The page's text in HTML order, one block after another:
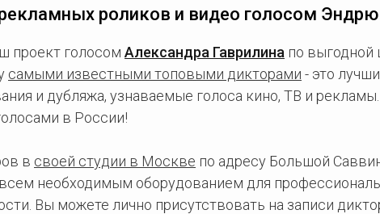
роликов и видео голосом
проект голосом Александра Гаврилина по выгодной
самыми известными топовыми дикторами - это
и дубляжа, узнаваемые голоса кино, ТВ и
в России!
в своей студии в Москве по адресу Большой
необходимым оборудованием для
Вы можете лично присутствовать на записи